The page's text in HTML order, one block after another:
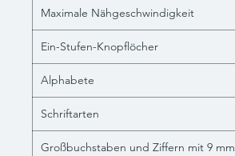
Maximale Nähgeschwindigkeit
Ein-Stufen-Knopflöcher
Alphabete
Schriftarten
Großbuchstaben und Ziffern mit 9 mm